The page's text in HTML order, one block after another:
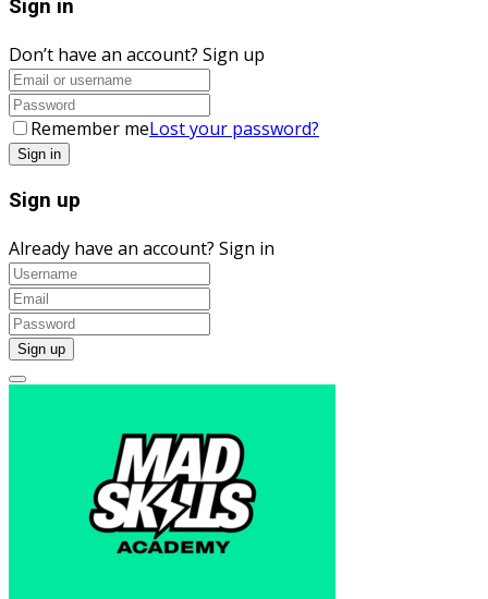
Sign in
Don’t have an account? Sign up
Remember meLost your password?
Sign up
Already have an account? Sign in